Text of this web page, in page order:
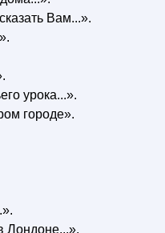
Вам...».
урока...».
городе».
Лондоне...».